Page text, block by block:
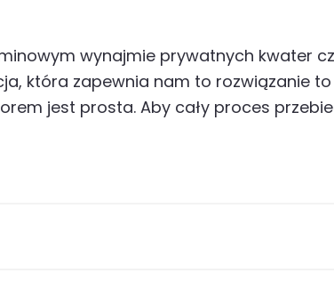
wynajmie prywatnych kwater
która zapewnia nam to rozwiązanie to
jest prosta. Aby cały proces